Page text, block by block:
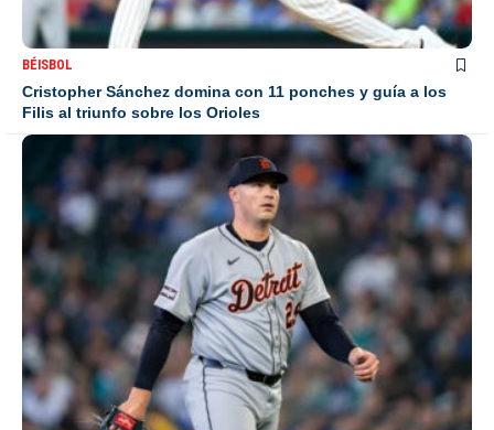
BÉISBOL
Cristopher Sánchez domina con 11 ponches y guía a los
Filis al triunfo sobre los Orioles